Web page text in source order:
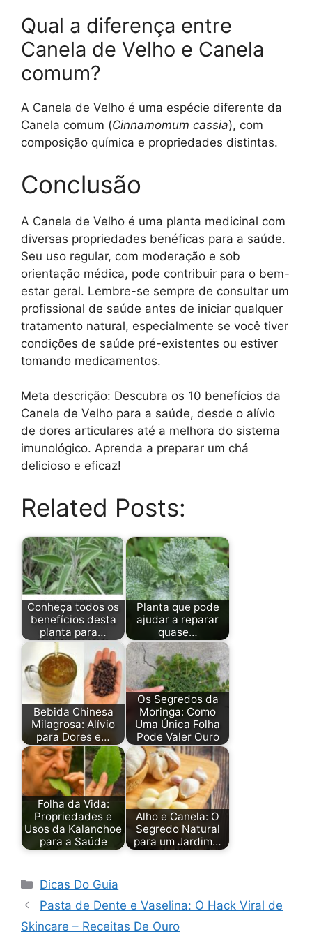
Qual a diferença entre
Canela de Velho e Canela
comum?
A Canela de Velho é uma espécie diferente da
Canela comum (Cinnamomum cassia), com
composição química e propriedades distintas.
Conclusão
A Canela de Velho é uma planta medicinal com
diversas propriedades benéficas para a saúde.
Seu uso regular, com moderação e sob
orientação médica, pode contribuir para o bem-
estar geral. Lembre-se sempre de consultar um
profissional de saúde antes de iniciar qualquer
tratamento natural, especialmente se você tiver
condições de saúde pré-existentes ou estiver
tomando medicamentos.
Meta descrição: Descubra os 10 benefícios da
Canela de Velho para a saúde, desde o alívio
de dores articulares até a melhora do sistema
imunológico. Aprenda a preparar um chá
delicioso e eficaz!
Related Posts:
Conheça todos os
benefícios desta
planta para…
Planta que pode
ajudar a reparar
quase…
Bebida Chinesa
Milagrosa: Alívio
para Dores e…
Os Segredos da
Moringa: Como
Uma Única Folha
Pode Valer Ouro
Folha da Vida:
Propriedades e
Usos da Kalanchoe
para a Saúde
Alho e Canela: O
Segredo Natural
para um Jardim…
Categorias
Dicas Do Guia
Pasta de Dente e Vaselina: O Hack Viral de
Skincare – Receitas De Ouro